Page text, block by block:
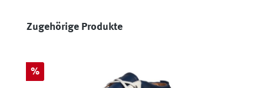
Produktgalerie überspringen
Zugehörige Produkte
Rabatt
%